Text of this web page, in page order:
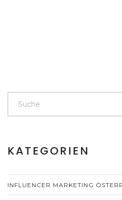
KATEGORIEN
INFLUENCER MARKETING